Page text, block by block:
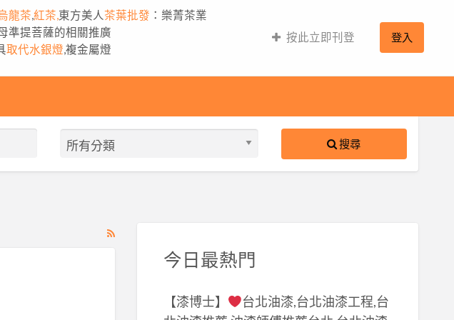
龍茶 紅茶, 東方美人 茶葉批發 ：樂菁茶業
準提菩薩的相關推廣
取代水銀燈 ,複金屬燈
按此立即刊登 登入
搜尋
RSS
今日最熱門
【漆博士】
台北油漆,台北油漆工程,台